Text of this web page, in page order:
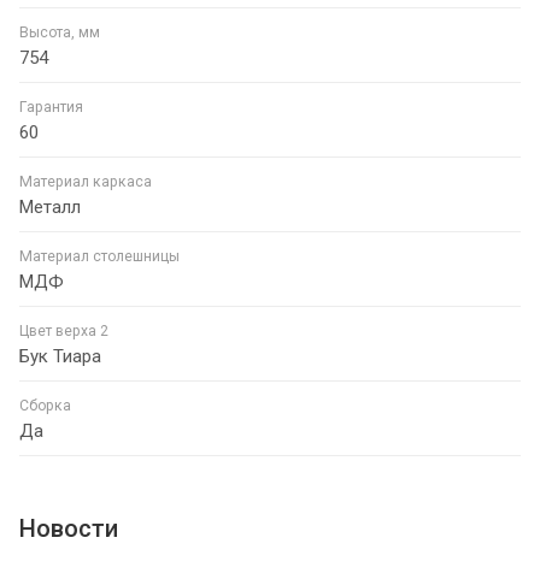
Высота, мм
754
Гарантия
60
Материал каркаса
Металл
Материал столешницы
МДФ
Цвет верха 2
Бук Тиара
Сборка
Да
Новости